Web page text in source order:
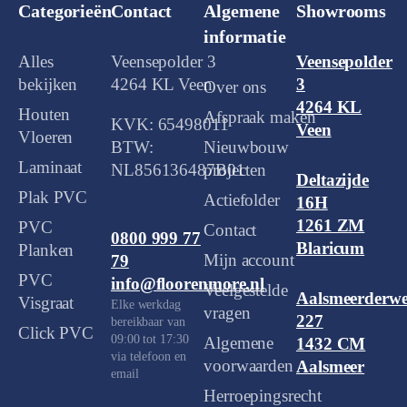
Categorieën
Alles
bekijken
Houten
Vloeren
Laminaat
Plak PVC
PVC
Planken
PVC
Visgraat
Click PVC
Contact
Veensepolder 3
4264 KL Veen
KVK: 65498011
BTW:
NL856136487B01
0800 999 77
79
info@floorenmore.nl
Elke werkdag
bereikbaar van
09:00 tot 17:30
via telefoon en
email
Algemene
informatie
Over ons
Afspraak maken
Nieuwbouw
projecten
Actiefolder
Contact
Mijn account
Veelgestelde
vragen
Algemene
voorwaarden
Herroepingsrecht
Showrooms
Veensepolder
3
4264 KL
Veen
Deltazijde
16H
1261 ZM
Blaricum
227
1432 CM
Aalsmeer